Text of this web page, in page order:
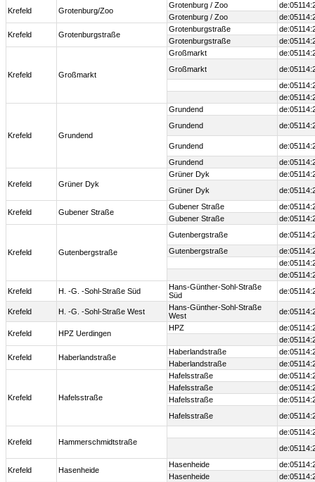
Krefeld Grotenburg/Zoo
Grotenburg / Zoo
Grotenburg / Zoo
Krefeld Grotenburgstraße
Grotenburgstraße
Grotenburgstraße
Krefeld Großmarkt
Großmarkt
Großmarkt
Krefeld Grundend
Grundend
Grundend
Grundend
Grundend
Krefeld Grüner Dyk
Grüner Dyk
Grüner Dyk
Krefeld Gubener Straße
Gubener Straße
Gubener Straße
Krefeld Gutenbergstraße
Gutenbergstraße
Gutenbergstraße
Krefeld
H. -G. -Sohl-Straße Süd
Hans-Günther-Sohl-Straße
Süd
Krefeld H. -G. -Sohl-Straße West
Hans-Günther-Sohl-Straße
West
Krefeld HPZ Uerdingen
HPZ
Krefeld Haberlandstraße
Haberlandstraße
Haberlandstraße
Krefeld Hafelsstraße
Hafelsstraße
Hafelsstraße
Hafelsstraße
Hafelsstraße
Krefeld Hammerschmidtstraße
Krefeld Hasenheide
Hasenheide
Hasenheide